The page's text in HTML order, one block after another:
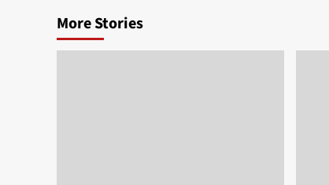
More Stories